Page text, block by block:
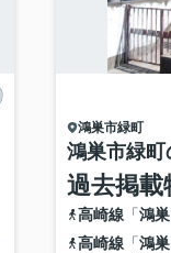
鴻巣市緑町
鴻巣市緑町
過去掲載
高崎線「鴻巣
高崎線「鴻巣